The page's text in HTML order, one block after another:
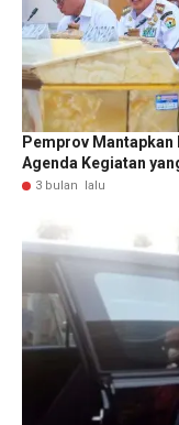
Pemprov
Agenda Kegiatan
3 bulan lalu